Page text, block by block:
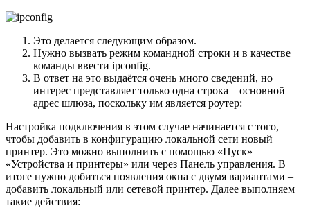
Это делается следующим образом.
Нужно вызвать режим командной строки и в качестве
команды ввести ipconfig.
В ответ на это выдаётся очень много сведений, но
интерес представляет только одна строка – основной
адрес шлюза, поскольку им является роутер:
Настройка подключения в этом случае начинается с того,
чтобы добавить в конфигурацию локальной сети новый
принтер. Это можно выполнить с помощью «Пуск» —
«Устройства и принтеры» или через Панель управления. В
итоге нужно добиться появления окна с двумя вариантами –
добавить локальный или сетевой принтер. Далее выполняем
такие действия: